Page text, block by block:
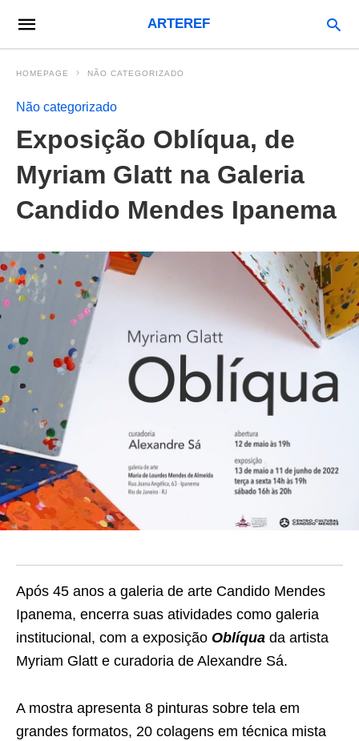
ARTEREF
HOMEPAGE NÃO CATEGORIZADO
Não categorizado
Exposição Oblíqua, de
Myriam Glatt na Galeria
Candido Mendes Ipanema
Após 45 anos a galeria de arte Candido Mendes
Ipanema, encerra suas atividades como galeria
institucional, com a exposição Oblíqua da artista
Myriam Glatt e curadoria de Alexandre Sá.
A mostra apresenta 8 pinturas sobre tela em
grandes formatos, 20 colagens em técnica mista